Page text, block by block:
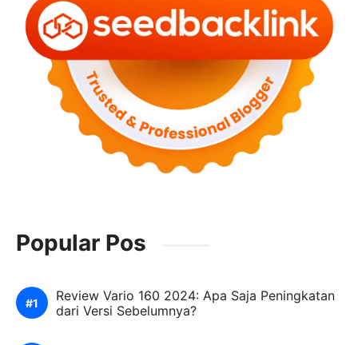
Popular Pos
Review Vario 160 2024: Apa Saja Peningkatan
dari Versi Sebelumnya?